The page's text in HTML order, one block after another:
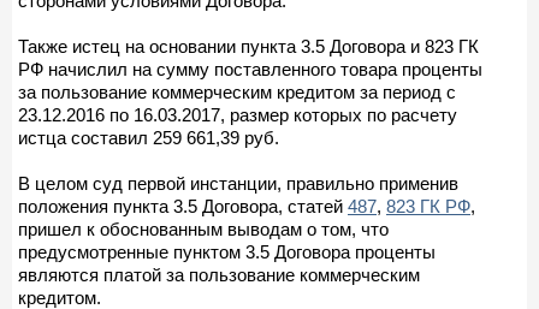
Также истец на основании пункта 3.5 Договора и 823 ГК
РФ начислил на сумму поставленного товара проценты
за пользование коммерческим кредитом за период с
23.12.2016 по 16.03.2017, размер которых по расчету
истца составил 259 661,39 руб.
В целом суд первой инстанции, правильно применив
положения пункта 3.5 Договора, статей 487, 823 ГК РФ,
пришел к обоснованным выводам о том, что
предусмотренные пунктом 3.5 Договора проценты
являются платой за пользование коммерческим
кредитом.